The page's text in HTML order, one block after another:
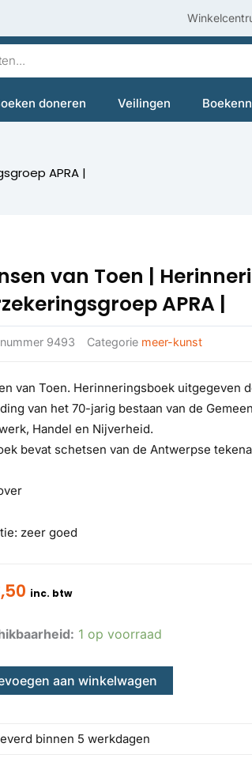
doneren Veilingen
APRA |
van Toen |
APRA |
9493 Categorie meer-kunst
van Toen. Herinneringsboek uitgegeven
van het 70-jarig bestaan van de
Handel en Nijverheid.
bevat schetsen van de Antwerpse
zeer goed
inc. btw
1 op voorraad
aan winkelwagen
binnen 5 werkdagen